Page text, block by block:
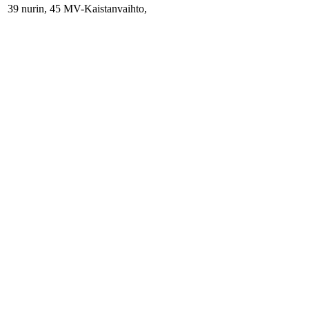
39 nurin, 45 MV-Kaistanvaihto,